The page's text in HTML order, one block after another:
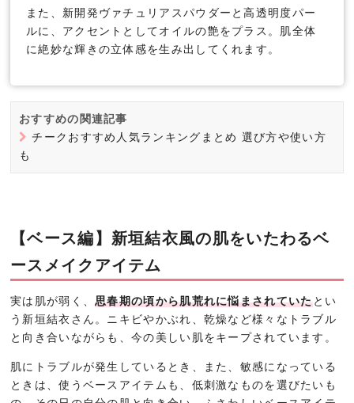
また、新開発ヴァチュリアスパウダーと高透明度パー
ルに、アクセントとしてオイルの艶をプラス。肌全体
に絶妙な輝きの立体感を生み出してくれます。
おすすめの関連記事
チークおすすめ人気ランキングまとめ 選び方や使い方
も
【ベース編】新垣結衣風の肌をいたわるベ
ースメイクアイテム
実は肌が弱く、思春期の頃から肌荒れに悩まされていたとい
う新垣結衣さん。ニキビやかぶれ、乾燥など様々なトラブル
と向き合いながらも、今の美しい肌をキープされています。
肌にトラブルが発生しているとき、また、敏感になっている
ときは、使うベースアイテムも、低刺激なものを選びたいも